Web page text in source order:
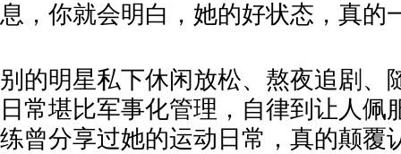
息，你就会明白，她的好状态，真的
别的明星私下休闲放松、熬夜追剧、
日常堪比军事化管理，自律到让人佩
练曾分享过她的运动日常，真的颠覆